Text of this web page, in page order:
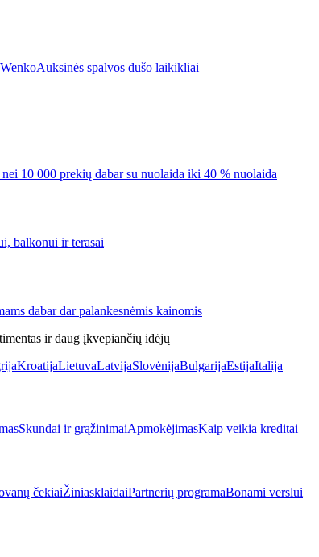
WenkoAuksinės spalvos dušo laikikliai
10 000 prekių dabar su nuolaida iki 40 % nuolaida
balkonui ir terasai
dabar dar palankesnėmis kainomis
ir daug įkvepiančių idėjų
KroatijaLietuvaLatvijaSlovėnijaBulgarijaEstijaItalija
Skundai ir grąžinimaiApmokėjimasKaip veikia kreditai
čekiaiŽiniasklaidaiPartnerių programaBonami verslui